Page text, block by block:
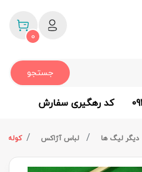
جستجو
0
کد رهگیری سفارش
دیگر لیگ ها لباس آژاکس کوله